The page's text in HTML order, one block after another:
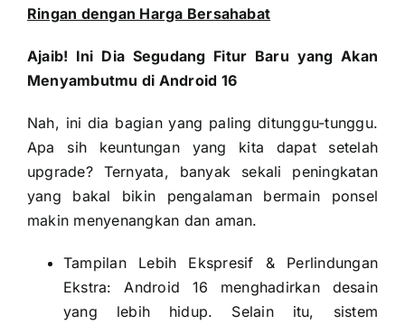
Ringan dengan Harga Bersahabat
Ajaib! Ini Dia Segudang Fitur Baru yang Akan
Menyambutmu di Android 16
Nah, ini dia bagian yang paling ditunggu-tunggu.
Apa sih keuntungan yang kita dapat setelah
upgrade? Ternyata, banyak sekali peningkatan
yang bakal bikin pengalaman bermain ponsel
makin menyenangkan dan aman.
Tampilan Lebih Ekspresif & Perlindungan
Ekstra: Android 16 menghadirkan desain
yang lebih hidup. Selain itu, sistem